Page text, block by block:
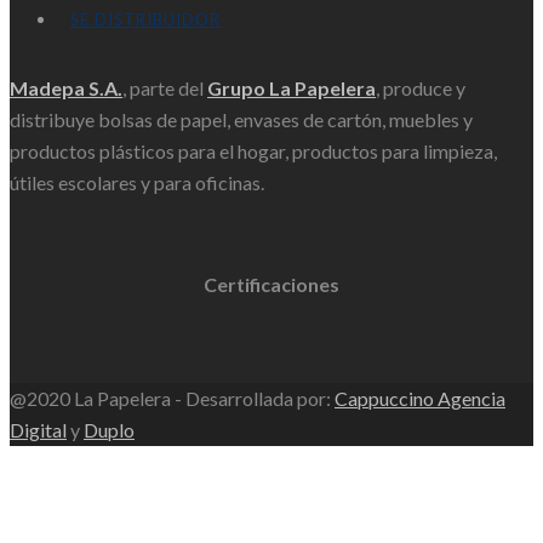
SÉ DISTRIBUIDOR
Madepa S.A., parte del Grupo La Papelera, produce y
distribuye bolsas de papel, envases de cartón, muebles y
productos plásticos para el hogar, productos para limpieza,
útiles escolares y para oficinas.
Certificaciones
@2020 La Papelera - Desarrollada por: Cappuccino Agencia
Digital y Duplo